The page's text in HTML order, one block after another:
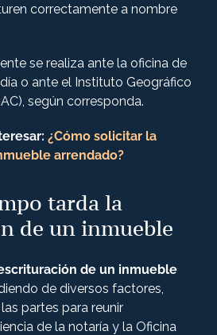
correctamente a nombre
se realiza ante la oficina de
o ante el Instituto Geográfico
según corresponda.
¿Cómo solicitar la
arrendado?
tarda la
de un inmueble
de un inmueble
de diversos factores,
partes para reunir
de la notaría y la Oficina